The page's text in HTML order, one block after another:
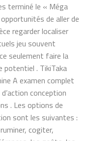
terminé le « Méga
de aller de
regarder localiser
jeu souvent
seulement faire la
potentiel . TikiTaka
A examen complet
conception
. Les options de
sont les suivantes :
cogiter,